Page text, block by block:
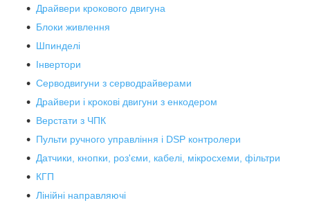
Драйвери крокового двигуна
Блоки живлення
Шпинделі
Інвертори
Серводвигуни з серводрайверами
Драйвери і крокові двигуни з енкодером
Верстати з ЧПК
Пульти ручного управління і DSP контролери
Датчики, кнопки, роз'єми, кабелі, мікросхеми, фільтри
КГП
Лінійні направляючі